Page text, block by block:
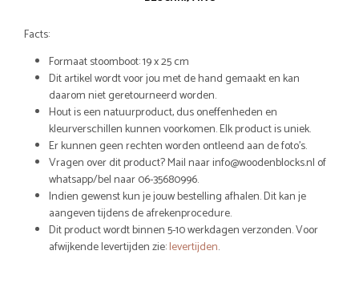
Facts:
Formaat stoomboot: 19 x 25 cm
Dit artikel wordt voor jou met de hand gemaakt en kan
daarom niet geretourneerd worden.
Hout is een natuurproduct, dus oneffenheden en
kleurverschillen kunnen voorkomen. Elk product is uniek.
Er kunnen geen rechten worden ontleend aan de foto’s.
Vragen over dit product? Mail naar info@woodenblocks.nl of
whatsapp/bel naar 06-35680996.
Indien gewenst kun je jouw bestelling afhalen. Dit kan je
aangeven tijdens de afrekenprocedure.
Dit product wordt binnen 5-10 werkdagen verzonden. Voor
afwijkende levertijden zie:levertijden.